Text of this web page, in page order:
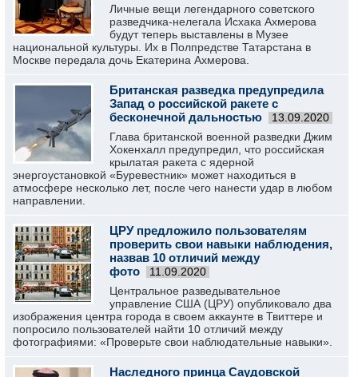
Личные вещи легендарного советского
разведчика-нелегала Исхака Ахмерова
будут теперь выставлены в Музее
национальной культуры. Их в Полпредстве Татарстана в
Москве передала дочь Екатерина Ахмерова.
Британская разведка предупредила
Запад о российской ракете с
бесконечной дальностью
13.09.2020
Глава британской военной разведки Джим
Хокенхалл предупредил, что российская
крылатая ракета с ядерной
энергоустановкой «Буревестник» может находиться в
атмосфере несколько лет, после чего нанести удар в любом
направлении.
ЦРУ предложило пользователям
проверить свои навыки наблюдения,
назвав 10 отличий между
фото
11.09.2020
Центральное разведывательное
управление США (ЦРУ) опубликовало два
изображения центра города в своем аккаунте в Твиттере и
попросило пользователей найти 10 отличий между
фотографиями: «Проверьте свои наблюдательные навыки».
Наследного принца Саудовской